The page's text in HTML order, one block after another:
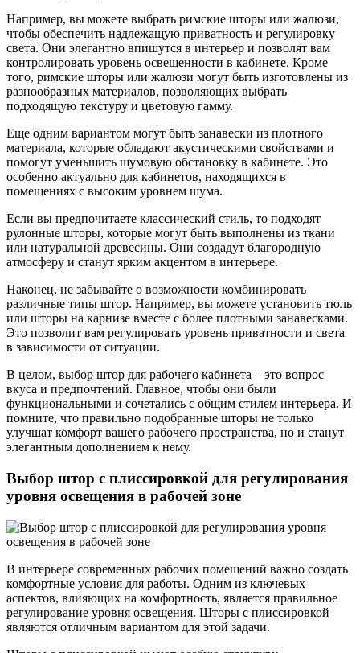
Например, вы можете выбрать римские шторы или жалюзи,
чтобы обеспечить надлежащую приватность и регулировку
света. Они элегантно впишутся в интерьер и позволят вам
контролировать уровень освещенности в кабинете. Кроме
того, римские шторы или жалюзи могут быть изготовлены из
разнообразных материалов, позволяющих выбрать
подходящую текстуру и цветовую гамму.
Еще одним вариантом могут быть занавески из плотного
материала, которые обладают акустическими свойствами и
помогут уменьшить шумовую обстановку в кабинете. Это
особенно актуально для кабинетов, находящихся в
помещениях с высоким уровнем шума.
Если вы предпочитаете классический стиль, то подходят
рулонные шторы, которые могут быть выполнены из ткани
или натуральной древесины. Они создадут благородную
атмосферу и станут ярким акцентом в интерьере.
Наконец, не забывайте о возможности комбинировать
различные типы штор. Например, вы можете установить тюль
или шторы на карнизе вместе с более плотными занавесками.
Это позволит вам регулировать уровень приватности и света
в зависимости от ситуации.
В целом, выбор штор для рабочего кабинета – это вопрос
вкуса и предпочтений. Главное, чтобы они были
функциональными и сочетались с общим стилем интерьера. И
помните, что правильно подобранные шторы не только
улучшат комфорт вашего рабочего пространства, но и станут
элегантным дополнением к нему.
Выбор штор с плиссировкой для регулирования
уровня освещения в рабочей зоне
В интерьере современных рабочих помещений важно создать
комфортные условия для работы. Одним из ключевых
аспектов, влияющих на комфортность, является правильное
регулирование уровня освещения. Шторы с плиссировкой
являются отличным вариантом для этой задачи.